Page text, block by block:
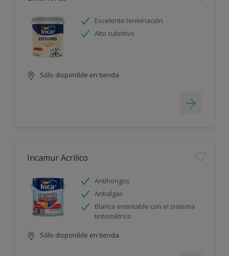
Excelente terminación
Alto cubritivo
Sólo disponible en tienda
Incamur Acrilico
Antihongos
Antialgas
Blanco entintable con el sistema
tintométrico
Sólo disponible en tienda